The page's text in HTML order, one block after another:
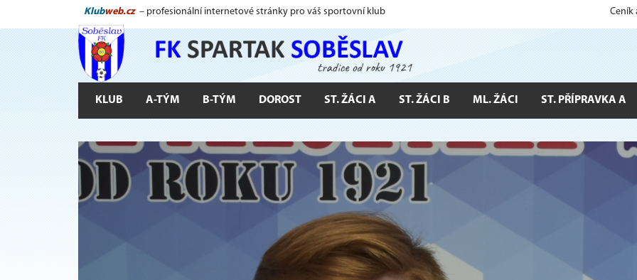
Klubweb.cz – profesionální internetové stránky pro váš sportovní klub Ceník
KLUB A-TÝM B-TÝM DOROST ST. ŽÁCI A ST. ŽÁCI B ML. ŽÁCI ST. PŘÍPRAVKA A